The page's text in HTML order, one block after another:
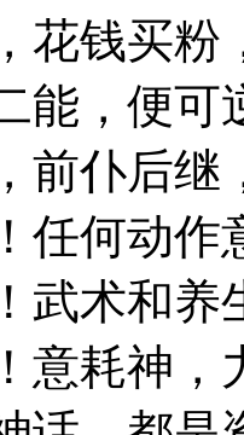
钱买粉
能，便可
前仆后继
任何动作
武术和养
意耗神，